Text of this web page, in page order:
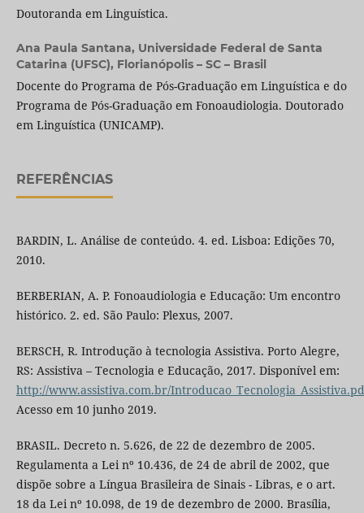
Doutoranda em Linguística.
Ana Paula Santana, Universidade Federal de Santa
Catarina (UFSC), Florianópolis – SC – Brasil
Docente do Programa de Pós-Graduação em Linguística e do
Programa de Pós-Graduação em Fonoaudiologia. Doutorado
em Linguística (UNICAMP).
REFERÊNCIAS
BARDIN, L. Análise de conteúdo. 4. ed. Lisboa: Edições 70,
2010.
BERBERIAN, A. P. Fonoaudiologia e Educação: Um encontro
histórico. 2. ed. São Paulo: Plexus, 2007.
BERSCH, R. Introdução à tecnologia Assistiva. Porto Alegre,
RS: Assistiva – Tecnologia e Educação, 2017. Disponível em:
http://www.assistiva.com.br/
Acesso em 10 junho 2019.
BRASIL. Decreto n. 5.626, de 22 de dezembro de 2005.
Regulamenta a Lei nº 10.436, de 24 de abril de 2002, que
dispõe sobre a Língua Brasileira de Sinais - Libras, e o art.
18 da Lei nº 10.098, de 19 de dezembro de 2000. Brasília,